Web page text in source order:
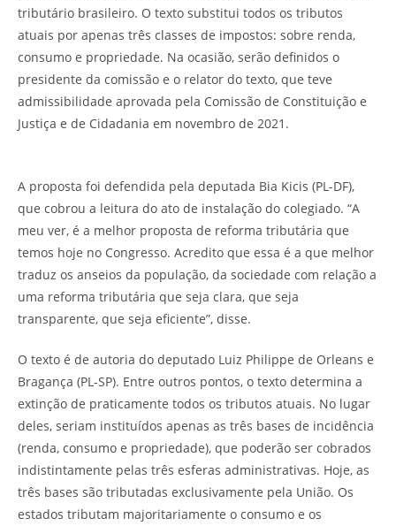
tributário brasileiro. O texto substitui todos os tributos
atuais por apenas três classes de impostos: sobre renda,
consumo e propriedade. Na ocasião, serão definidos o
presidente da comissão e o relator do texto, que teve
admissibilidade aprovada pela Comissão de Constituição e
Justiça e de Cidadania em novembro de 2021.
A proposta foi defendida pela deputada Bia Kicis (PL-DF),
que cobrou a leitura do ato de instalação do colegiado. “A
meu ver, é a melhor proposta de reforma tributária que
temos hoje no Congresso. Acredito que essa é a que melhor
traduz os anseios da população, da sociedade com relação a
uma reforma tributária que seja clara, que seja
transparente, que seja eficiente”, disse.
O texto é de autoria do deputado Luiz Philippe de Orleans e
Bragança (PL-SP). Entre outros pontos, o texto determina a
extinção de praticamente todos os tributos atuais. No lugar
deles, seriam instituídos apenas as três bases de incidência
(renda, consumo e propriedade), que poderão ser cobrados
indistintamente pelas três esferas administrativas. Hoje, as
três bases são tributadas exclusivamente pela União. Os
estados tributam majoritariamente o consumo e os